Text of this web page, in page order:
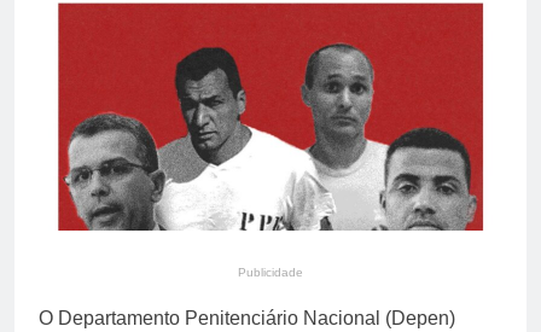
Especialista em IA alerta
para os perigos de
confiar cegamente nos
chatbots
7 Horas Ago
Publicidade
O Departamento Penitenciário Nacional (Depen)